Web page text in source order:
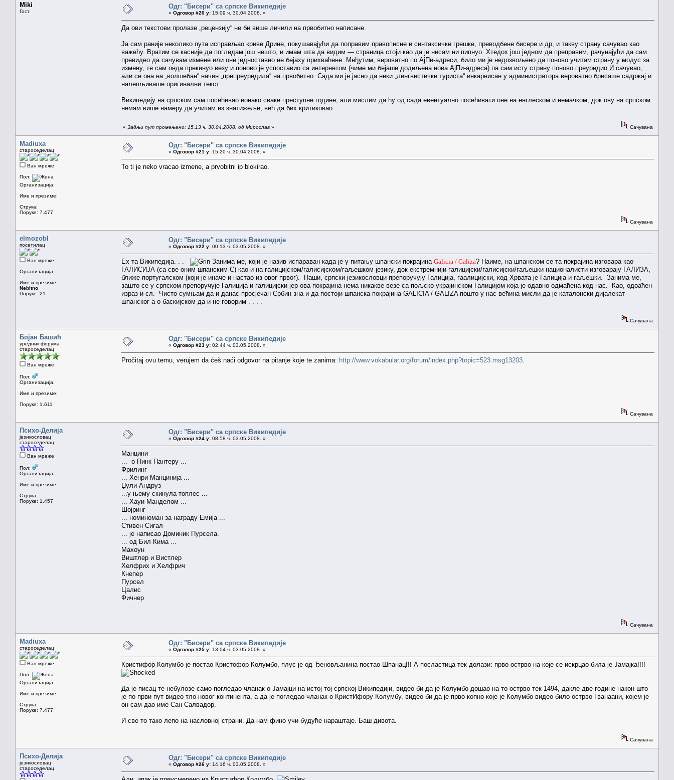
Miki
Гост
Одг: "Бисери" са српске Википедије
« Одговор #20 у: 15.09 ч. 30.04.2008. »
Да ови текстови пролазе „рецензију“ не би више личили на првобитно написане.
Ја сам раније неколико пута исправљао криве Дрине, покушавајући да поправим правописне и синтаксичке грешке, преводбене бисере и др, и такву страну сачувао као
важећу. Вратим се касније да погледам још нешто, и имам шта да видим — страница стоји као да је нисам ни пипнуо. Хтедох још једном да преправим, рачунајући да сам
превидео да сачувам измене или оне једноставно не бејаху прихваћене. Међутим, вероватно по АјПи-адреси, било ми је недозвољено да поново учитам страну у модус за
измену, те сам онда прекинуо везу и поново је успоставио са интернетом (чиме ми бејаше додељена нова АјПи-адреса) па сам исту страну поново преуредио И сачувао,
али се она на „волшебан“ начин „препреуредила“ на првобитно. Сада ми је јасно да неки „лингвистички туриста“ инкарнисан у администратора вероватно брисаше садржај и
налепљиваше оригинални текст.
Википедију на српском сам посећивао ионако сваке преступне године, али мислим да ћу од сада евентуално посећивати оне на енглеском и немачком, док ову на српском
немам више намеру да учитам из знатижеље, већ да бих критиковао.
« Задњи пут промењено: 15.13 ч. 30.04.2008. од Мирослав » Сачувана
Madiuxa
староседелац
Ван мреже
Пол:
Организација:
Име и презиме:
Струка:
Поруке: 7.477
Одг: "Бисери" са српске Википедије
« Одговор #21 у: 15.20 ч. 30.04.2008. »
To ti je neko vracao izmene, a prvobitni ip blokirao.
Сачувана
elmozobl
посетилац
Ван мреже
Организација:
Име и презиме:
Nebitno
Поруке: 21
Одг: "Бисери" са српске Википедије
« Одговор #22 у: 00.13 ч. 03.05.2008. »
Ех та Википедија. . . Занима ме, који је назив испараван када је у питању шпански покрајина Galicia / Galiza? Наиме, на шпанском се та покрајина изговара као
ГАЛИСИЈА (са све оним шпанским С) као и на галицијском/галисијском/гаљешком језику, док екстремнији галицијски/галисијски/гаљешки националисти изговарају ГАЛИЗА,
ближе португалском (који је иначе и настао из овог првог). Наши, српски језикословци препоручују Галиција, гаалицијски, код Хрвата је Галиција и гаљешки. Занима ме,
зашто се у српском препоручује Галиција и галицијски јер ова покрајина нема никакве везе са пољско-украјинском Галицијом која је одавно одмаћена код нас. Као, одоаћен
израз и сл. Чисто сумњам да и данас просјечан Србин зна и да постоји шпанска покрајина GALICIA / GALIZA пошто у нас већина мисли да је каталонски дијалекат
шпанског а о баскијском да и не говорим . . . .
Сачувана
Бојан Башић
уредник форума
староседелац
Ван мреже
Пол:
Организација:
Име и презиме:
Поруке: 1.611
Одг: "Бисери" са српске Википедије
« Одговор #23 у: 02.44 ч. 03.05.2008. »
Pročitaj ovu temu, verujem da ćeš naći odgovor na pitanje koje te zanima: http://www.vokabular.org/forum/index.php?topic=523.msg13203
Сачувана
Психо-Делија
језикословац
староседелац
Ван мреже
Пол:
Организација:
Име и презиме:
Струка:
Поруке: 1.457
Одг: "Бисери" са српске Википедије
« Одговор #24 у: 08.58 ч. 03.05.2008. »
Манцини
... о Пинк Пантеру ...
Фрилинг
... Хенри Манцинија ...
Џули Андруз
...у њему скинула топлес ...
... Хауи Манделом ...
Шојринг
... номиноман за награду Емија ...
Стивен Сигал
... је написао Доминик Пурсела.
... од Бил Кима ...
Махоун
Виштлер и Вистлер
Хелфрих и Хелфрич
Кнепер
Пурсел
Цалис
Фичнер
Сачувана
Madiuxa
староседелац
Ван мреже
Пол:
Организација:
Име и презиме:
Струка:
Поруке: 7.477
Одг: "Бисери" са српске Википедије
« Одговор #25 у: 13.04 ч. 03.05.2008. »
Кристифор Колумбо је постао Кристофор Колумбо, плус је од Ђеновљанина постао Шпанац!!! А посластица тек долази: прво острво на које се искрцао била је Јамајка!!!!
Да је писац те небулозе само погледао чланак о Јамајци на истој тој српској Википедији, видео би да је Колумбо дошао на то острво тек 1494, дакле две године након што
је по први пут видео тло новог континента, а да је погледао чланак о КристИфору Колумбу, видео би да је прво копно које је Колумбо видео било острво Гванаани, којем је
он сам дао име Сан Салвадор.
И све то тако лепо на насловној страни. Да нам фино учи будуће нараштаје. Баш дивота.
Сачувана
Психо-Делија
језикословац
староседелац
Одг: "Бисери" са српске Википедије
« Одговор #26 у: 14.16 ч. 03.05.2008. »